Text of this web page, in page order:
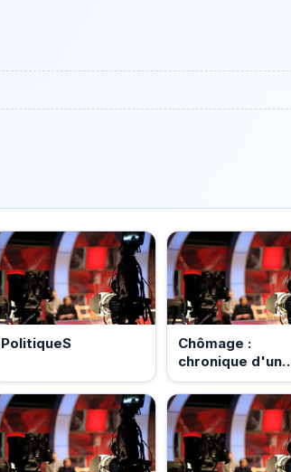
PolitiqueS
Chômage :
chronique d'un
drame ordinaire